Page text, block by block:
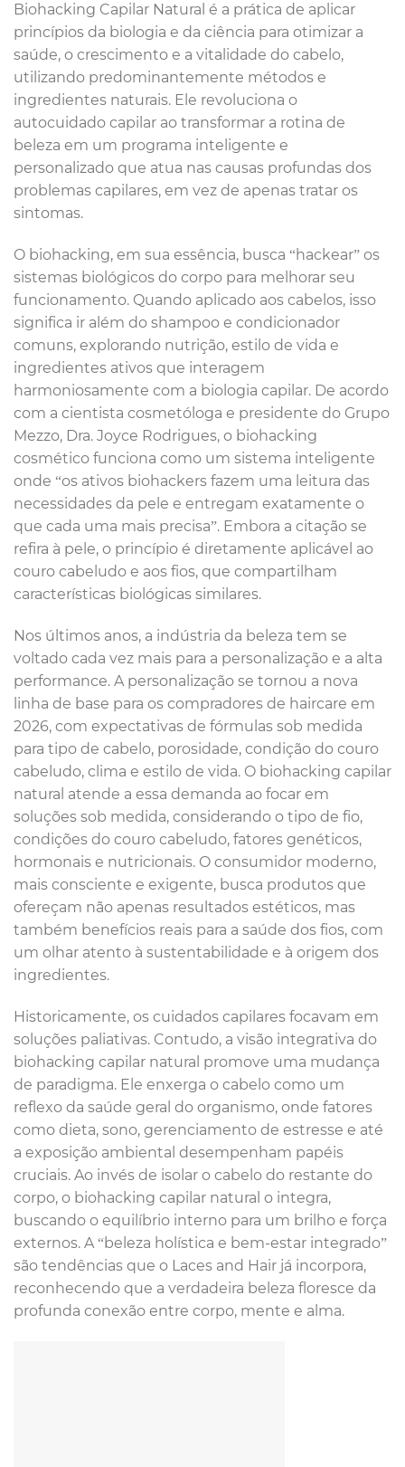
Biohacking Capilar Natural é a prática de aplicar
princípios da biologia e da ciência para otimizar a
saúde, o crescimento e a vitalidade do cabelo,
utilizando predominantemente métodos e
ingredientes naturais. Ele revoluciona o
autocuidado capilar ao transformar a rotina de
beleza em um programa inteligente e
personalizado que atua nas causas profundas dos
problemas capilares, em vez de apenas tratar os
sintomas.
O biohacking, em sua essência, busca “hackear” os
sistemas biológicos do corpo para melhorar seu
funcionamento. Quando aplicado aos cabelos, isso
significa ir além do shampoo e condicionador
comuns, explorando nutrição, estilo de vida e
ingredientes ativos que interagem
harmoniosamente com a biologia capilar. De acordo
com a cientista cosmetóloga e presidente do Grupo
Mezzo, Dra. Joyce Rodrigues, o biohacking
cosmético funciona como um sistema inteligente
onde “os ativos biohackers fazem uma leitura das
necessidades da pele e entregam exatamente o
que cada uma mais precisa”. Embora a citação se
refira à pele, o princípio é diretamente aplicável ao
couro cabeludo e aos fios, que compartilham
características biológicas similares.
Nos últimos anos, a indústria da beleza tem se
voltado cada vez mais para a personalização e a alta
performance. A personalização se tornou a nova
linha de base para os compradores de haircare em
2026, com expectativas de fórmulas sob medida
para tipo de cabelo, porosidade, condição do couro
cabeludo, clima e estilo de vida. O biohacking capilar
natural atende a essa demanda ao focar em
soluções sob medida, considerando o tipo de fio,
condições do couro cabeludo, fatores genéticos,
hormonais e nutricionais. O consumidor moderno,
mais consciente e exigente, busca produtos que
ofereçam não apenas resultados estéticos, mas
também benefícios reais para a saúde dos fios, com
um olhar atento à sustentabilidade e à origem dos
ingredientes.
Historicamente, os cuidados capilares focavam em
soluções paliativas. Contudo, a visão integrativa do
biohacking capilar natural promove uma mudança
de paradigma. Ele enxerga o cabelo como um
reflexo da saúde geral do organismo, onde fatores
como dieta, sono, gerenciamento de estresse e até
a exposição ambiental desempenham papéis
cruciais. Ao invés de isolar o cabelo do restante do
corpo, o biohacking capilar natural o integra,
buscando o equilíbrio interno para um brilho e força
externos. A “beleza holística e bem-estar integrado”
são tendências que o Laces and Hair já incorpora,
reconhecendo que a verdadeira beleza floresce da
profunda conexão entre corpo, mente e alma.